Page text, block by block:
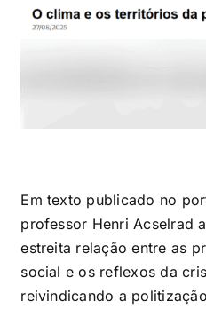
Em texto publicado no
professor Henri Acselrad
estreita relação entre as
social e os reflexos da
reivindicando a